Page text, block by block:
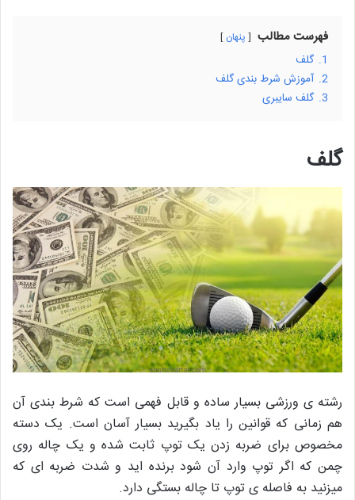
فهرست مطالب پنهان
1. گلف
2. آموزش شرط بندی گلف
3. گلف سایبری
گلف
رشته ی ورزشی بسیار ساده و قابل فهمی است که شرط بندی آن
هم زمانی که قوانین را یاد بگیرید بسیار آسان است. یک دسته
مخصوص برای ضربه زدن یک توپ ثابت شده و یک چاله روی
چمن که اگر توپ وارد آن شود برنده اید و شدت ضربه ای که
میزنید به فاصله ی توپ تا چاله بستگی دارد.